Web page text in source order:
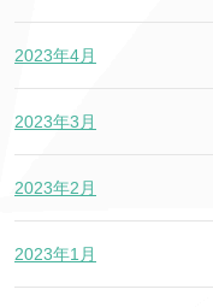
2023年4月
2023年3月
2023年2月
2023年1月